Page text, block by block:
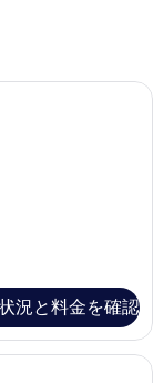
ーム、高級寝具、羽
況と料金を確認
ーム、高級寝具、羽